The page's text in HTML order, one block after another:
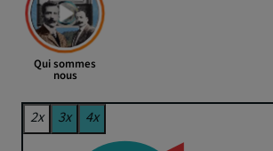
Qui sommes
nous
2x 3x 4x